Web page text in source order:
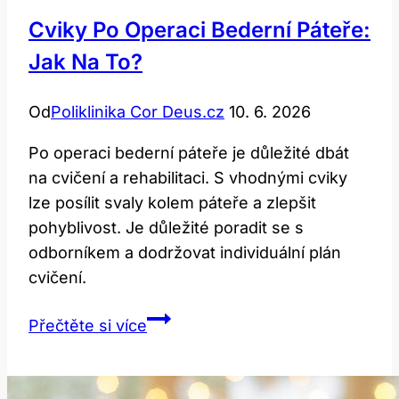
Cviky Po Operaci Bederní Páteře:
Jak Na To?
OdPoliklinika Cor Deus.cz 10. 6. 2026
Po operaci bederní páteře je důležité dbát
na cvičení a rehabilitaci. S vhodnými cviky
lze posílit svaly kolem páteře a zlepšit
pohyblivost. Je důležité poradit se s
odborníkem a dodržovat individuální plán
cvičení.
Přečtěte si víceCviky
bederní